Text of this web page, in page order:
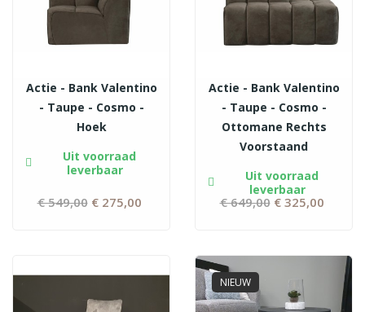
Actie - Bank Valentino
- Taupe - Cosmo -
Hoek
Uit voorraad
leverbaar
Normale
€ 549,00 € 275,00
Actie - Bank Valentino
- Taupe - Cosmo -
Ottomane Rechts
Voorstaand
Uit voorraad
leverbaar
Normale
€ 649,00 € 325,00
NIEUW